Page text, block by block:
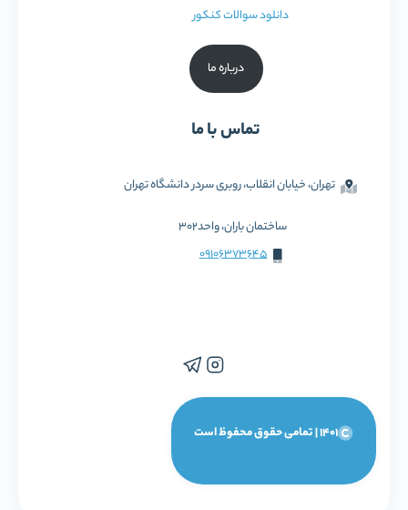
دانلود سوالات کنکور
درباره ما
تماس با ما
تهران، خیابان انقلاب، روبری سردر دانشگاه تهران
ساختمان باران، واحد302
09106373645
1401 | تمامی حقوق محفوظ است